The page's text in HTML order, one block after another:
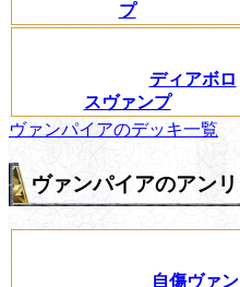
プ
ディアボロ
スヴァンプ
ヴァンパイアのデッキ一覧
ヴァンパイアのアン
自傷ヴァン